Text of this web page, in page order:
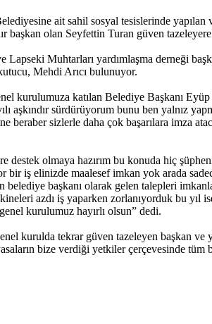
ait sahil sosyal tesislerinde
başkan olan Seyfettin Turan güven
Muhtarları yardımlaşma derneği
Mehdi Arıcı bulunuyor.
kurulumuza katılan Belediye Başkanı
sürdürüyorum bunu ben yalnız
sizlerle daha çok başarılara imza
olmaya hazırım bu konuda hiç
bir iş elinizde maalesef imkan yok arada
başkanı olarak gelen talepleri
azdı iş yaparken zorlanıyorduk bu yıl ise
kurulumuz hayırlı olsun” dedi.
kurulda tekrar güven tazeleyen başkan
bize verdiği yetkiler çerçevesinde